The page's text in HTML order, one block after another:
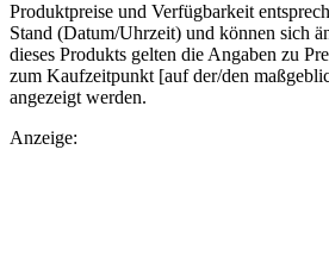
Produktpreise und Verfügbarkeit
Stand (Datum/Uhrzeit) und können sich
dieses Produkts gelten die Angaben zu
zum Kaufzeitpunkt [auf der/den
angezeigt werden.
Anzeige: